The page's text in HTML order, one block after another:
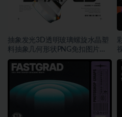
抽象发光3D透明玻璃螺旋水晶塑
料抽象几何形状PNG免扣图片设
计素材